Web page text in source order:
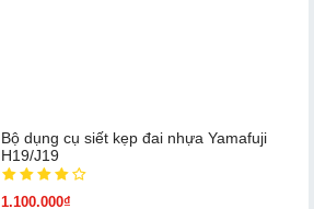
Bộ dụng cụ siết kẹp đai nhựa Yamafuji
H19/J19
1.100.000₫